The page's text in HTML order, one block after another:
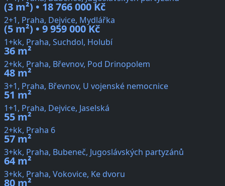
(3 m²) • 18 766 000 Kč
2+1, Praha, Dejvice, Mydlářka
(5 m²) • 9 959 000 Kč
1+kk, Praha, Suchdol, Holubí
36 m²
2+kk, Praha, Břevnov, Pod Drinopolem
48 m²
3+1, Praha, Břevnov, U vojenské nemocnice
51 m²
1+1, Praha, Dejvice, Jaselská
55 m²
2+kk, Praha 6
57 m²
3+kk, Praha, Bubeneč, Jugoslávských partyzánů
64 m²
3+kk, Praha, Vokovice, Ke dvoru
80 m²